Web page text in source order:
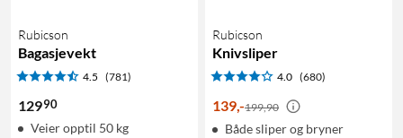
Rubicson
Bagasjevekt
4.5 (781)
12990
Veier opptil 50 kg
Rubicson
Knivsliper
4.0 (680)
139,-199,90
Både sliper og bryner